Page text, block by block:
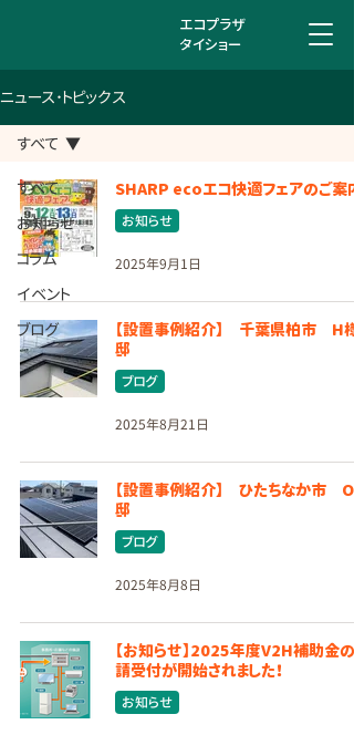
エコプラザ
タイショー
ニュース･トピックス
すべて
お知らせ
コラム
イベント
ブログ
すべて
SHARP ecoエコ快適フェアのご案内
お知らせ
2025年9月1日
【設置事例紹介】 千葉県柏市 H様
邸
ブログ
2025年8月21日
【設置事例紹介】 ひたちなか市 O
邸
ブログ
2025年8月8日
【お知らせ】2025年度V2H補助金の
請受付が開始されました！
お知らせ